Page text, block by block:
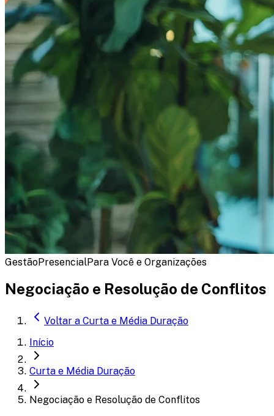
GestãoPresencialPara Você e Organizações
Negociação e Resolução de Conflitos
Voltar a Curta e Média Duração
Início
Curta e Média Duração
Negociação e Resolução de Conflitos